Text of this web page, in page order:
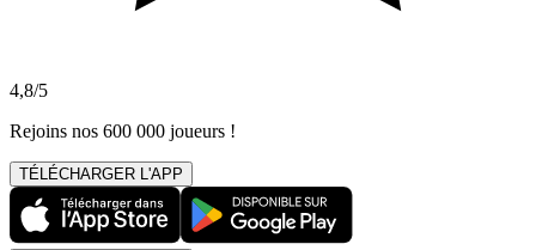
4,8/5
Rejoins nos 600 000 joueurs !
TÉLÉCHARGER L'APP